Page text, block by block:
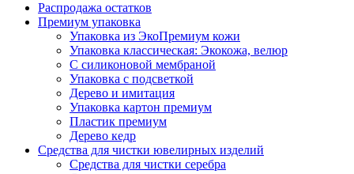
Распродажа остатков
Премиум упаковка
Упаковка из ЭкоПремиум кожи
Упаковка классическая: Экокожа, велюр
С силиконовой мембраной
Упаковка с подсветкой
Дерево и имитация
Упаковка картон премиум
Пластик премиум
Дерево кедр
Средства для чистки ювелирных изделий
Средства для чистки серебра